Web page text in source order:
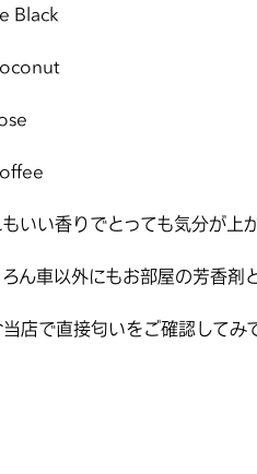
Black
いい香りでとっても気分が上
ん車以外にもお部屋の芳香剤
店で直接匂いをご確認してみ